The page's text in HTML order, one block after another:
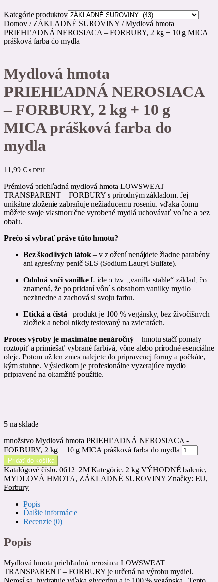
Kategórie produktov
Domov / ZÁKLADNÉ SUROVINY /Mydlová hmota
PRIEHĽADNÁ NEROSIACA – FORBURY, 2 kg + 10 g MICA
prášková farba do mydla
Mydlová hmota
PRIEHĽADNÁ NEROSIACA
– FORBURY, 2 kg + 10 g
MICA prášková farba do
mydla
11,99 € s DPH
Prémiová priehľadná mydlová hmota LOWSWEAT
TRANSPARENT – FORBURY s prírodným základom. Jej
unikátne zloženie zabraňuje nežiaducemu roseniu, vďaka čomu
môžete svoje vlastnoručne vyrobené mydlá uchovávať voľne a bez
obalu.
Prečo si vybrať práve túto hmotu?
Bez škodlivých látok – v zložení nenájdete žiadne parabény
ani agresívny penič SLS (Sodium Lauryl Sulfate).
Odolná voči vanilke I- ide o tzv. „vanilla stable“ základ, čo
znamená, že po pridaní vôní s obsahom vanilky mydlo
nezhnedne a zachová si svoju farbu.
Etická a čistá– produkt je 100 % vegánsky, bez živočíšnych
zložiek a nebol nikdy testovaný na zvieratách.
Proces výroby je maximálne nenáročný – hmotu stačí pomaly
roztopiť a primiešať vybrané farbivá, vône alebo prírodné esenciálne
oleje. Potom už len zmes nalejete do pripravenej formy a počkáte,
kým stuhne. Výsledkom je profesionálne vyzerajúce mydlo
pripravené na okamžité použitie.
5 na sklade
množstvo Mydlová hmota PRIEHĽADNÁ NEROSIACA -
FORBURY, 2 kg + 10 g MICA prášková farba do mydla
Pridať do košíka
Katalógové číslo: 0612_2M Kategórie: 2 kg VÝHODNÉ balenie,
MYDLOVÁ HMOTA, ZÁKLADNÉ SUROVINY Značky: EU,
Forbury
Popis
Ďalšie informácie
Recenzie (0)
Popis
Mydlová hmota priehľadná nerosiaca LOWSWEAT
TRANSPARENT – FORBURY je určená na výrobu mydiel.
Nerosí sa, hydratuje vďaka glycerínu a je 100 % vegánska. Tento